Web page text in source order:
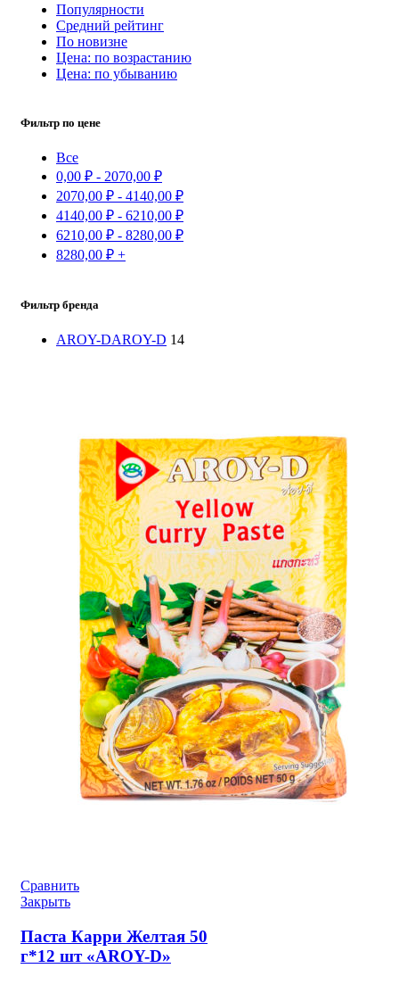
Популярности
Средний рейтинг
По новизне
Цена: по возрастанию
Цена: по убыванию
Фильтр по цене
Все
0,00 ₽ - 2070,00 ₽
2070,00 ₽ - 4140,00 ₽
4140,00 ₽ - 6210,00 ₽
6210,00 ₽ - 8280,00 ₽
8280,00 ₽ +
Фильтр бренда
AROY-DAROY-D 14
Сравнить
Закрыть
Паста Карри Желтая 50
г*12 шт «AROY-D»